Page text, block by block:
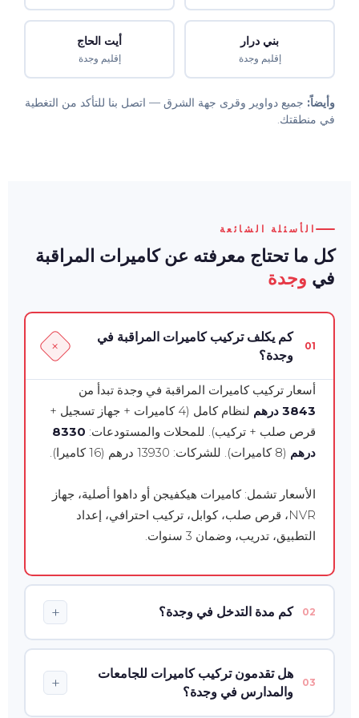
بني درار
إقليم وجدة
أيت الحاج
إقليم وجدة
وأيضاً: جميع دواوير وقرى جهة الشرق — اتصل بنا للتأكد من التغطية
في منطقتك.
الأسئلة الشائعة
كل ما تحتاج معرفته عن كاميرات المراقبة
في وجدة
01
كم يكلف تركيب كاميرات المراقبة في
وجدة؟
+
أسعار تركيب كاميرات المراقبة في وجدة تبدأ من
3843 درهم
لنظام كامل (4 كاميرات + جهاز تسجيل +
قرص صلب + تركيب). للمحلات والمستودعات: 8330
درهم (8 كاميرات). للشركات: 13930 درهم (16 كاميرا).
الأسعار تشمل: كاميرات هيكفيجن أو داهوا أصلية، جهاز
NVR، قرص صلب، كوابل، تركيب احترافي، إعداد
التطبيق، تدريب، وضمان 3 سنوات.
02 كم مدة التدخل في وجدة؟ +
مدة التدخل في وجدة:
تدخل عادي:
03
هل تقدمون تركيب كاميرات للجامعات
والمدارس في وجدة؟
+